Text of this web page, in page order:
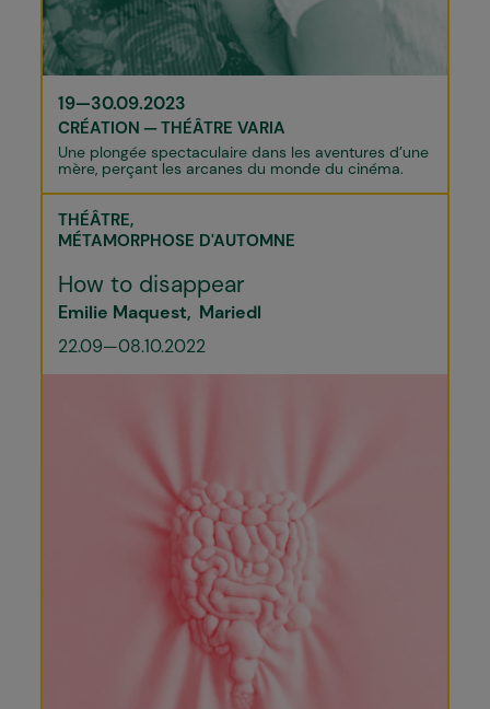
19—30.09.2023
CRÉATION THÉÂTRE VARIA
Une plongée spectaculaire dans les aventures d’une
mère, perçant les arcanes du monde du cinéma.
THÉÂTRE
MÉTAMORPHOSE D'AUTOMNE
How to disappear
Emilie Maquest
Mariedl
22.09—08.10.2022